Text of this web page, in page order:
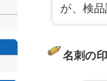
が、検
名刺の